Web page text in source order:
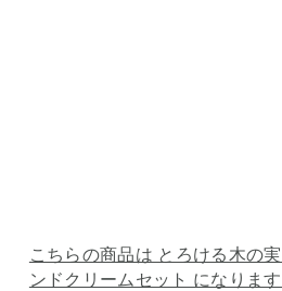
こちらの商品は とろける木の
ンドクリームセット になります